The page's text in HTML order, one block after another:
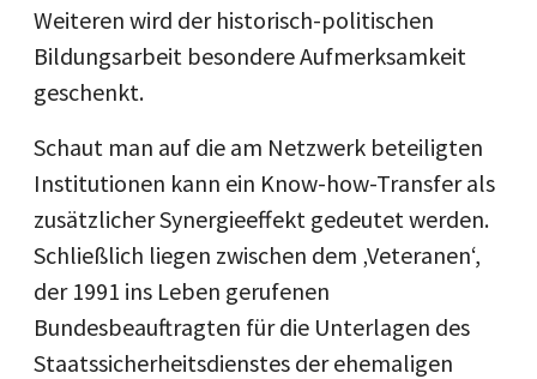
Weiteren wird der historisch-politischen
Bildungsarbeit besondere Aufmerksamkeit
geschenkt.
Schaut man auf die am Netzwerk beteiligten
Institutionen kann ein Know-how-Transfer als
zusätzlicher Synergieeffekt gedeutet werden.
Schließlich liegen zwischen dem ‚Veteranen‘,
der 1991 ins Leben gerufenen
Bundesbeauftragten für die Unterlagen des
Staatssicherheitsdienstes der ehemaligen